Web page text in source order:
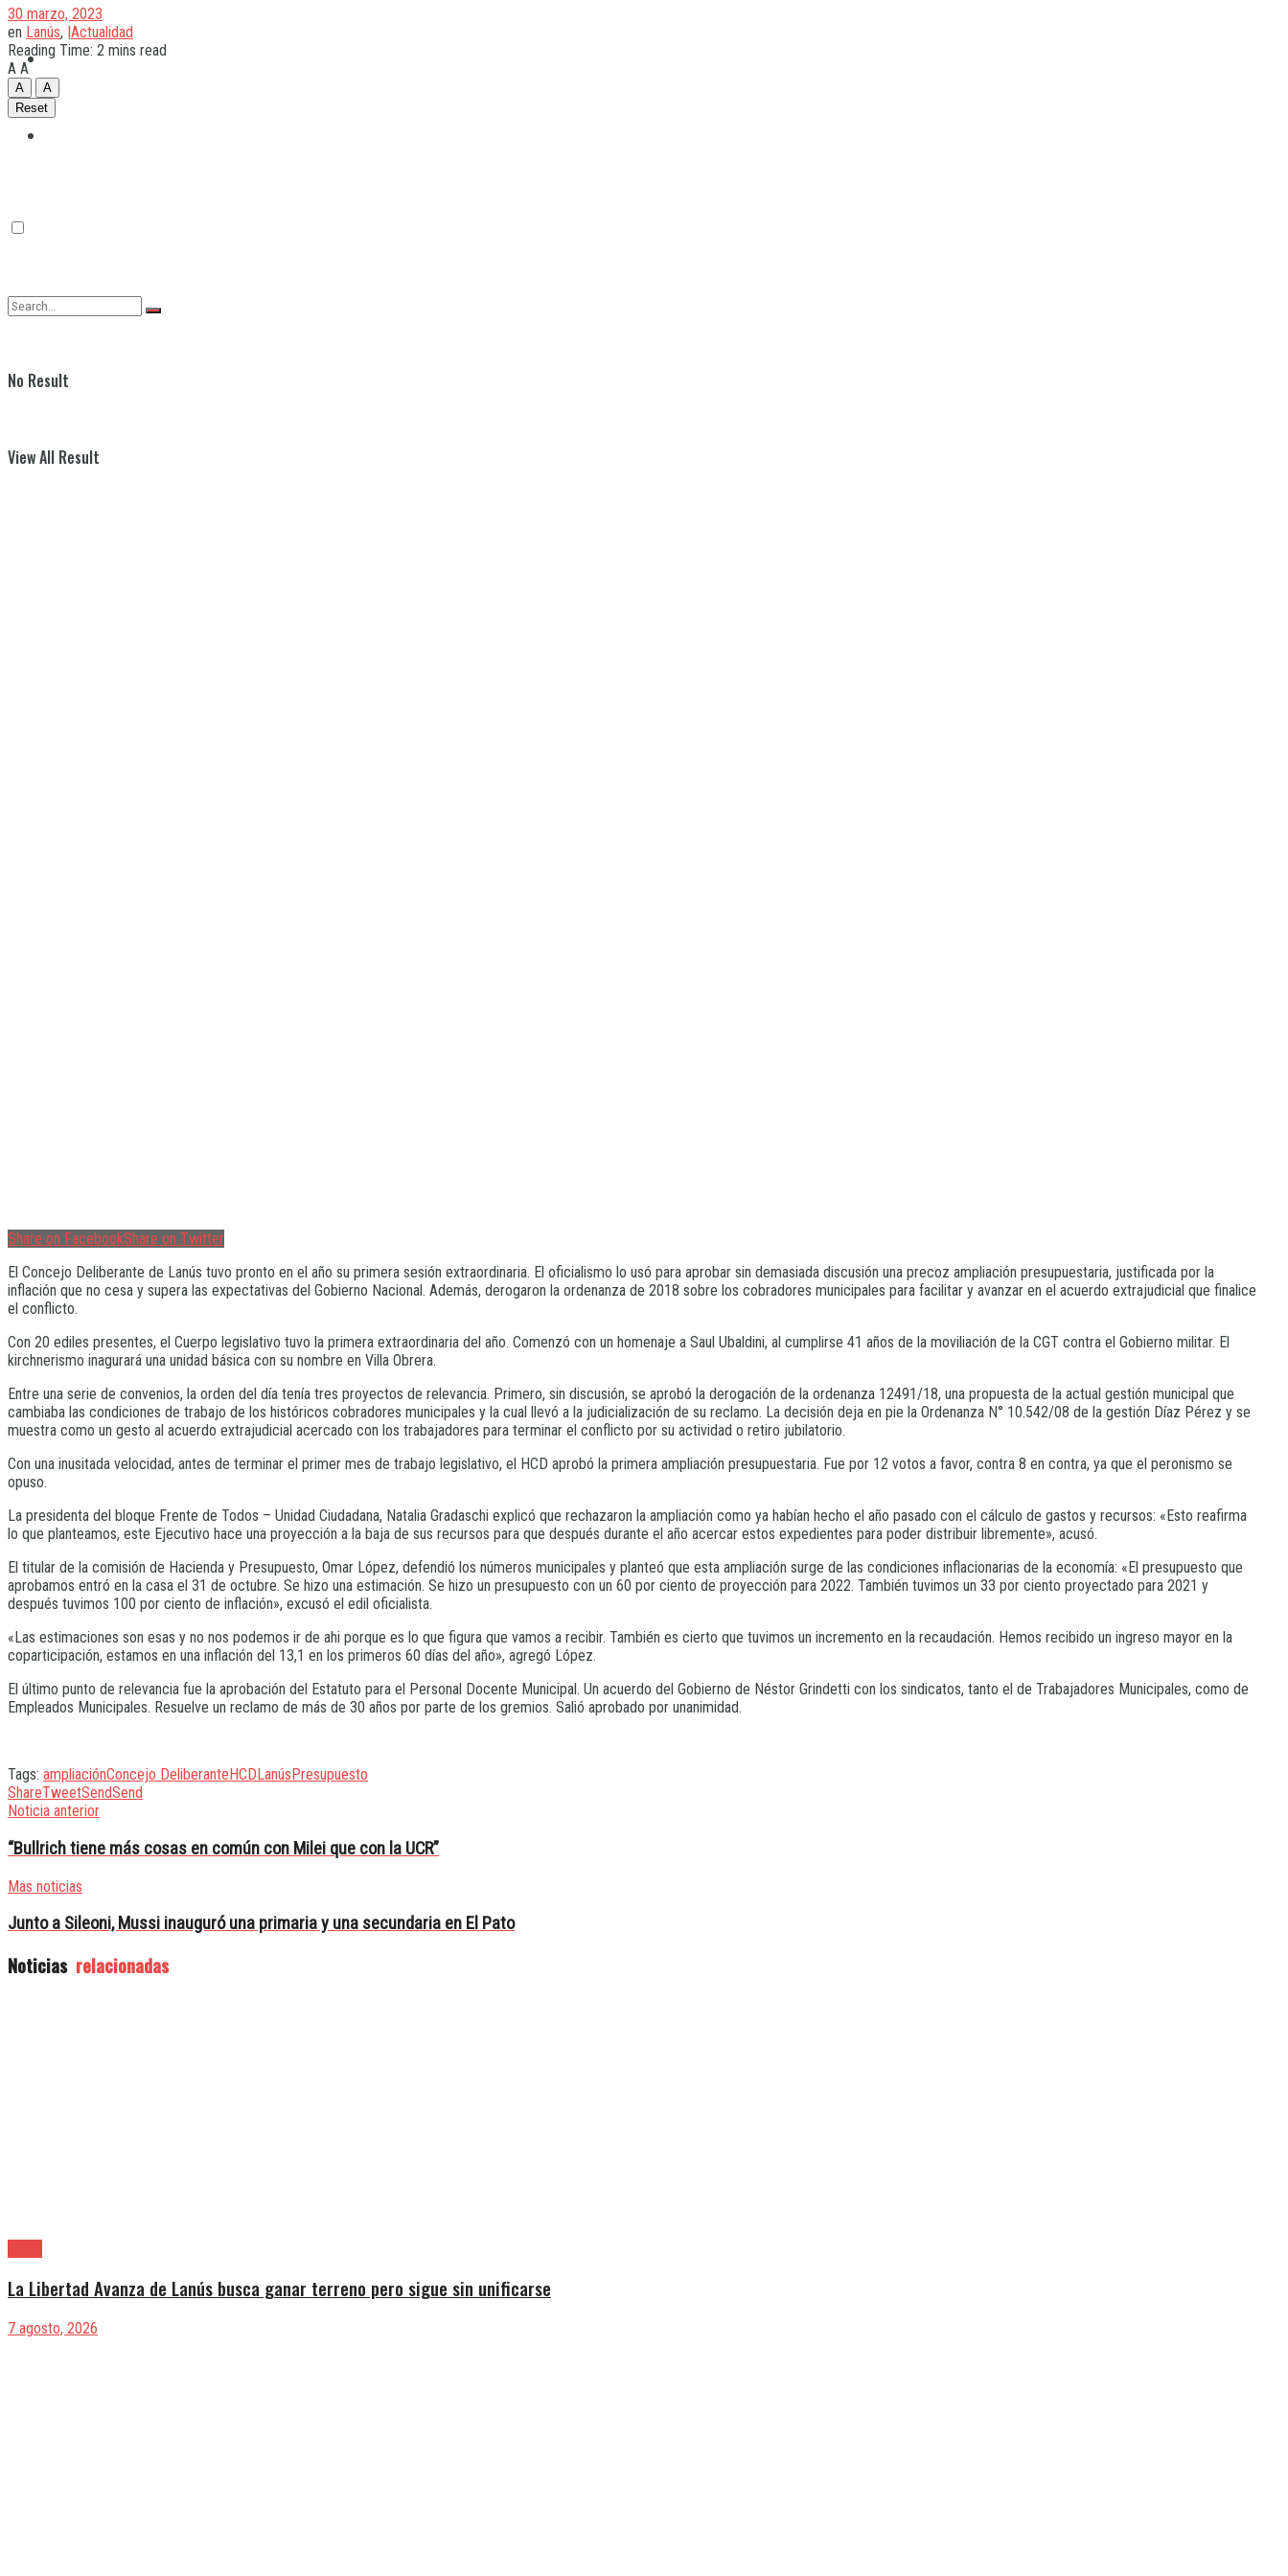
Quilmes
No Result
View All Result
30 marzo, 2023
en Lanús, |Actualidad
Reading Time: 2 mins read
A A
A
A
Reset
Share on FacebookShare on Twitter
El Concejo Deliberante de Lanús tuvo pronto en el año su primera sesión extraordinaria. El oficialismo lo usó para aprobar sin demasiada discusión una precoz ampliación presupuestaria, justificada por la
inflación que no cesa y supera las expectativas del Gobierno Nacional. Además, derogaron la ordenanza de 2018 sobre los cobradores municipales para facilitar y avanzar en el acuerdo extrajudicial que finalice
el conflicto.
Con 20 ediles presentes, el Cuerpo legislativo tuvo la primera extraordinaria del año. Comenzó con un homenaje a Saul Ubaldini, al cumplirse 41 años de la moviliación de la CGT contra el Gobierno militar. El
kirchnerismo inagurará una unidad básica con su nombre en Villa Obrera.
Entre una serie de convenios, la orden del día tenía tres proyectos de relevancia. Primero, sin discusión, se aprobó la derogación de la ordenanza 12491/18, una propuesta de la actual gestión municipal que
cambiaba las condiciones de trabajo de los históricos cobradores municipales y la cual llevó a la judicialización de su reclamo. La decisión deja en pie la Ordenanza N° 10.542/08 de la gestión Díaz Pérez y se
muestra como un gesto al acuerdo extrajudicial acercado con los trabajadores para terminar el conflicto por su actividad o retiro jubilatorio.
Con una inusitada velocidad, antes de terminar el primer mes de trabajo legislativo, el HCD aprobó la primera ampliación presupuestaria. Fue por 12 votos a favor, contra 8 en contra, ya que el peronismo se
opuso.
La presidenta del bloque Frente de Todos – Unidad Ciudadana, Natalia Gradaschi explicó que rechazaron la ampliación como ya habían hecho el año pasado con el cálculo de gastos y recursos: «Esto reafirma
lo que planteamos, este Ejecutivo hace una proyección a la baja de sus recursos para que después durante el año acercar estos expedientes para poder distribuir libremente», acusó.
El titular de la comisión de Hacienda y Presupuesto, Omar López, defendió los números municipales y planteó que esta ampliación surge de las condiciones inflacionarias de la economía: «El presupuesto que
aprobamos entró en la casa el 31 de octubre. Se hizo una estimación. Se hizo un presupuesto con un 60 por ciento de proyección para 2022. También tuvimos un 33 por ciento proyectado para 2021 y
después tuvimos 100 por ciento de inflación», excusó el edil oficialista.
«Las estimaciones son esas y no nos podemos ir de ahi porque es lo que figura que vamos a recibir. También es cierto que tuvimos un incremento en la recaudación. Hemos recibido un ingreso mayor en la
coparticipación, estamos en una inflación del 13,1 en los primeros 60 días del año», agregó López.
El último punto de relevancia fue la aprobación del Estatuto para el Personal Docente Municipal. Un acuerdo del Gobierno de Néstor Grindetti con los sindicatos, tanto el de Trabajadores Municipales, como de
Empleados Municipales. Resuelve un reclamo de más de 30 años por parte de los gremios. Salió aprobado por unanimidad.
Tags: ampliaciónConcejo DeliberanteHCDLanúsPresupuesto
ShareTweetSendSend
Noticia anterior
“Bullrich tiene más cosas en común con Milei que con la UCR”
Mas noticias
Junto a Sileoni, Mussi inauguró una primaria y una secundaria en El Pato
Noticias relacionadas
La Libertad Avanza de Lanús busca ganar terreno pero sigue sin unificarse
7 agosto, 2026